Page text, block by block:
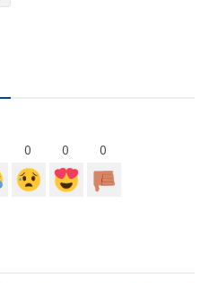
0 0 0